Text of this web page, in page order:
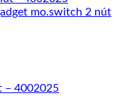
– 4002025